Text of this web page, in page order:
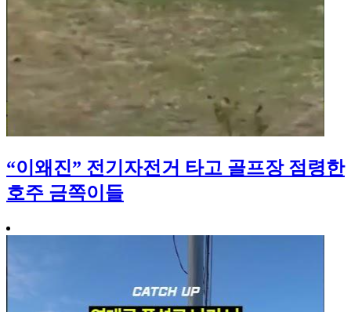
“이왜진” 전기자전거 타고 골프장 점령한
호주 금쪽이들